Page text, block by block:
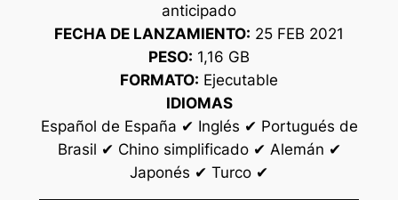
anticipado
FECHA DE LANZAMIENTO: 25 FEB 2021
PESO: 1,16 GB
FORMATO: Ejecutable
IDIOMAS
Español de España ✔ Inglés ✔ Portugués de
Brasil ✔ Chino simplificado ✔ Alemán ✔
Japonés ✔ Turco ✔